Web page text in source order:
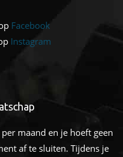
Facebook
Instagram
maand en je hoeft geen
af te sluiten. Tijdens je